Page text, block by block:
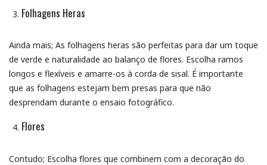
Folhagens Heras
Ainda mais; As folhagens heras são perfeitas para dar um toque
de verde e naturalidade ao balanço de flores. Escolha ramos
longos e flexíveis e amarre-os à corda de sisal. É importante
que as folhagens estejam bem presas para que não
desprendam durante o ensaio fotográfico.
Flores
Contudo; Escolha flores que combinem com a decoração do